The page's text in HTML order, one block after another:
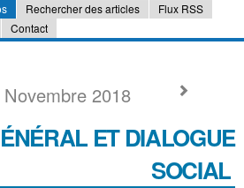
Rechercher des articles
Flux RSS
Contact
Novembre 2018
ET DIALOGUE
SOCIAL